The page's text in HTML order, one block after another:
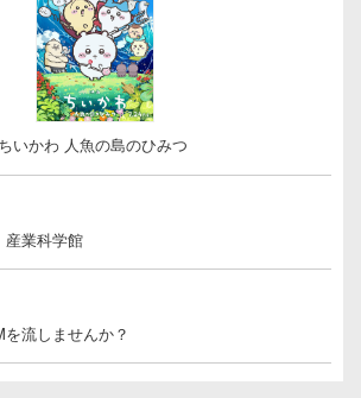
いかわ 人魚の島のひみつ
産業科学館
流しませんか？